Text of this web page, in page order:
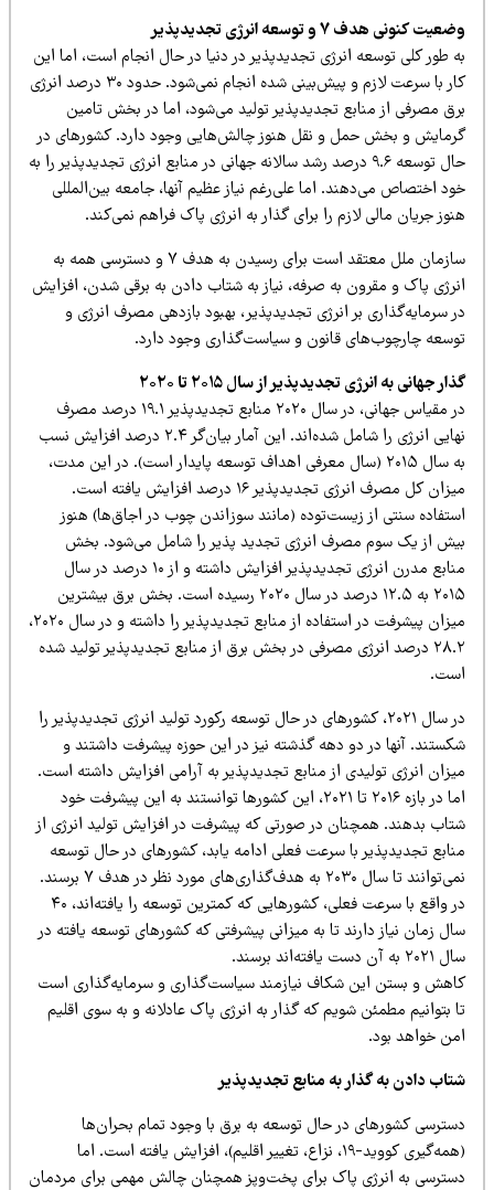
تجدیدپذیر
انرژی تجدیدپذیر در دنیا در حال انجام است، اما این
کار با سرعت لازم و پیش‌بینی شده انجام نمی‌شود. حدود ۳۰ درصد انرژی
تجدیدپذیر تولید می‌شود، اما در بخش تامین
حمل و نقل هنوز چالش‌هایی وجود دارد. کشورهای در
حال توسعه ۹.۶ درصد رشد سالانه جهانی در منابع انرژی تجدیدپذیر را به
اما علی‌رغم نیاز عظیم آنها، جامعه بین‌المللی
لازم را برای گذار به انرژی پاک فراهم نمی‌کند.
سازمان ملل معتقد است برای رسیدن به هدف ۷ و دسترسی همه به
به صرفه، نیاز به شتاب دادن به برقی شدن، افزایش
بر انرژی‌ تجدیدپذیر، بهبود بازدهی مصرف انرژی و
قانون و سیاست‌گذاری وجود دارد.
تجدیدپذیر از سال ۲۰۱۵ تا ۲۰۲۰
در مقیاس جهانی، در سال ۲۰۲۰ منابع تجدیدپذیر ۱۹.۱ درصد مصرف
نهایی انرژی را شامل شده‌اند. این آمار بیان‌گر ۲.۴ درصد افزایش نسب
سال ۲۰۱۵ (سال معرفی اهداف توسعه پایدار است). در این مدت،
میزان کل مصرف انرژی تجدیدپذیر ۱۶ درصد افزایش یافته است.
از زیست‌توده (مانند سوزاندن چوب در اجاق‌ها) هنوز
مصرف انرژی تجدید پذیر را شامل می‌شود. بخش
منابع مدرن انرژی تجدیدپذیر افزایش داشته و از ۱۰ درصد در سال
۲۰۱۵ به ۱۲.۵ درصد در سال ۲۰۲۰ رسیده است. بخش برق بیشترین
میزان پیشرفت در استفاده از منابع تجدیدپذیر را داشته و در سال ۲۰۲۰،
انرژی مصرفی در بخش برق از منابع تجدیدپذیر تولید شده
سال ۲۰۲۱، کشورهای در حال توسعه رکورد تولید انرژی تجدیدپذیر را
دو دهه گذشته نیز در این حوزه پیشرفت داشتند و
از منابع تجدیدپذیر به آرامی افزایش داشته است.
اما در بازه ۲۰۱۶ تا ۲۰۲۱، این کشورها توانستند به این پیشرفت خود
در صورتی که پیشرفت در افزایش تولید انرژی از
با سرعت فعلی ادامه یابد، کشورهای در حال توسعه
نمی‌توانند تا سال ۲۰۳۰ به هدف‌گذاری‌های مورد نظر در هدف ۷ برسند.
در واقع با سرعت فعلی، کشورهایی که کمترین توسعه را یافته‌اند، ۴۰
دارند تا به میزانی پیشرفتی که کشورهای توسعه یافته در
شکاف نیازمند سیاست‌گذاری و سرمایه‌گذاری است
شویم که گذار به انرژی پاک عادلانه و به سوی اقلیم
به منابع تجدیدپذیر
در حال توسعه به برق با وجود تمام بحران‌ها
(همه‌گیری کووید-۱۹، نزاع، تغییر اقلیم)، افزایش یافته است. اما
پاک برای پخت‌وپز همچنان چالش مهمی برای مردمان